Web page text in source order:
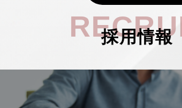
採用情報